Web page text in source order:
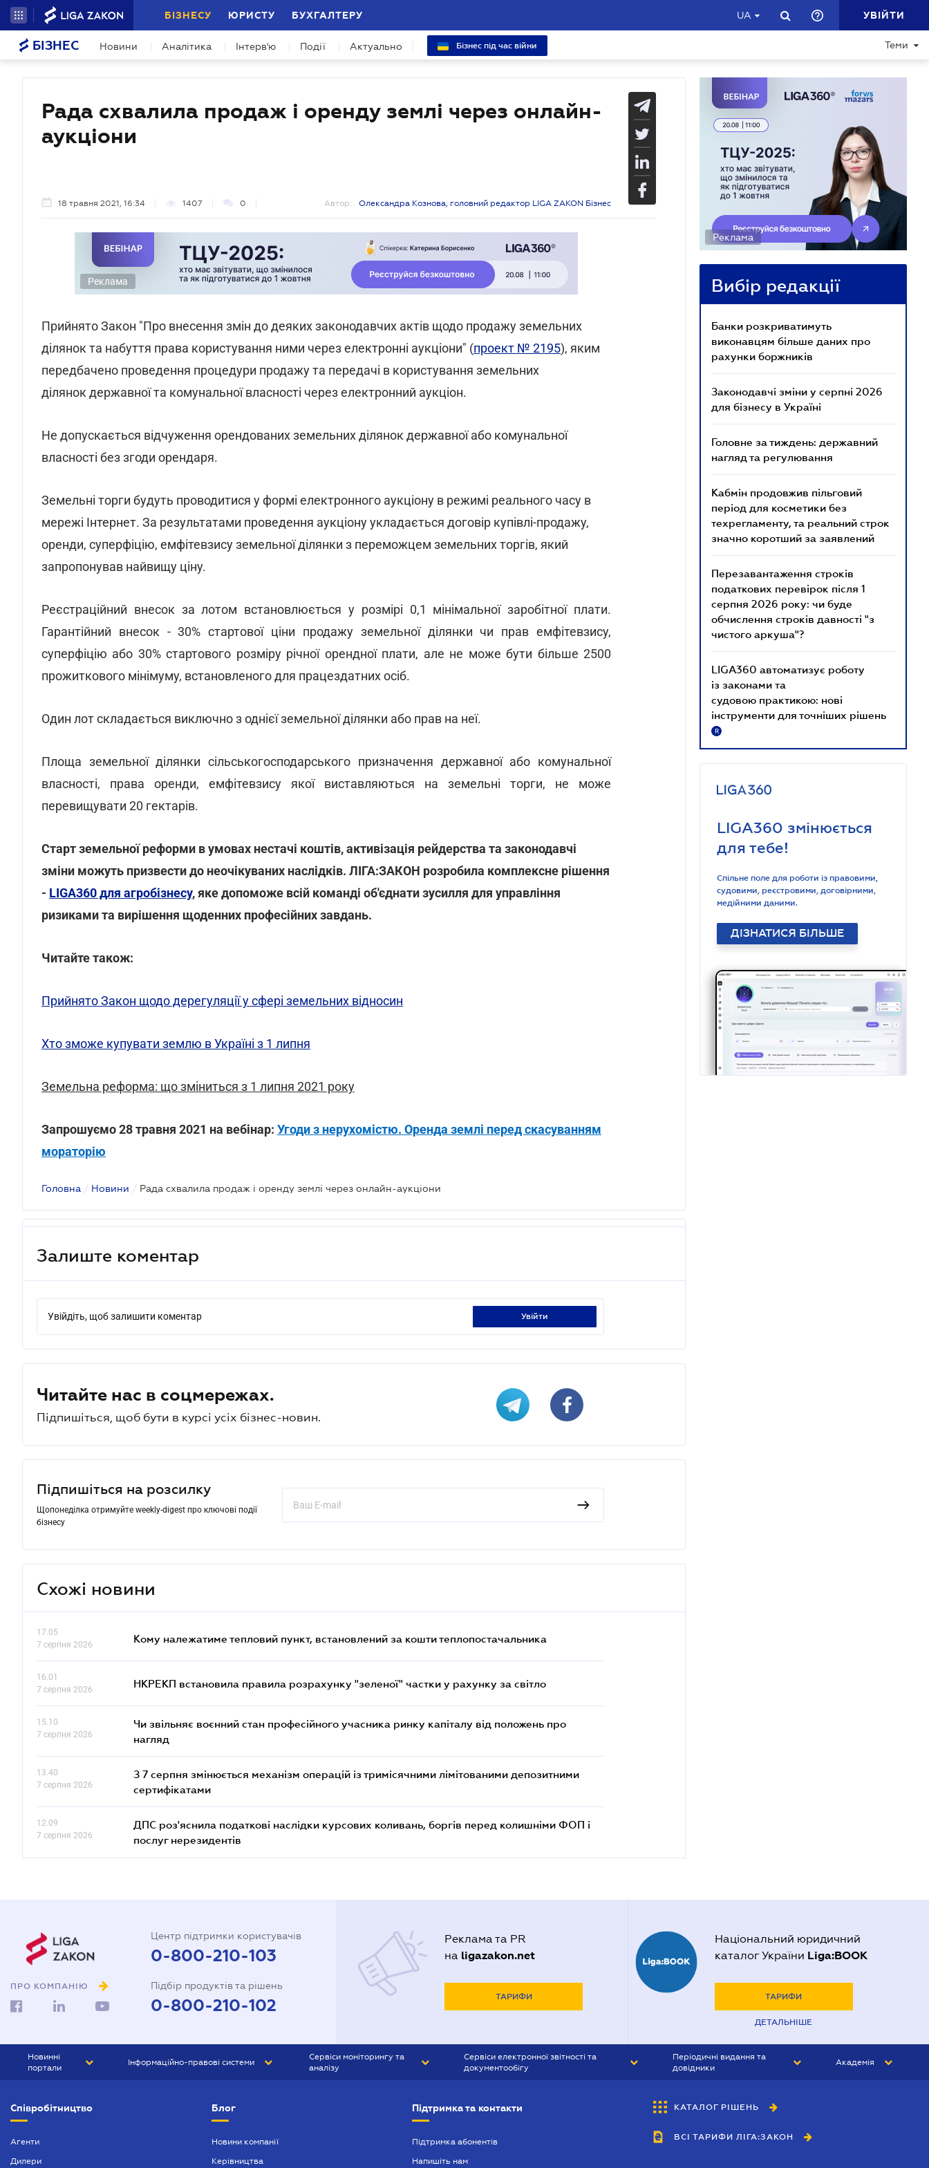
БІЗНЕСУ ЮРИСТУ БУХГАЛТЕРУ UA УВІЙТИ
БІЗНЕС Новини Аналітика Інтерв'ю Події Актуально Бізнес під час війни Теми
Рада схвалила продаж і оренду землі через онлайн-
аукціони
18 травня 2021, 16:34 1407 0 Автор: Олександра Кознова, головний редактор LIGA ZAKON Бізнес
Реклама
Прийнято Закон "Про внесення змін до деяких законодавчих актів щодо продажу земельних
ділянок та набуття права користування ними через електронні аукціони" (проект № 2195), яким
передбачено проведення процедури продажу та передачі в користування земельних
ділянок державної та комунальної власності через електронний аукціон.
Не допускається відчуження орендованих земельних ділянок державної або комунальної
власності без згоди орендаря.
Земельні торги будуть проводитися у формі електронного аукціону в режимі реального часу в
мережі Інтернет. За результатами проведення аукціону укладається договір купівлі-продажу,
оренди, суперфіцію, емфітевзису земельної ділянки з переможцем земельних торгів, який
запропонував найвищу ціну.
Реєстраційний внесок за лотом встановлюється у розмірі 0,1 мінімальної заробітної плати.
Гарантійний внесок - 30% стартової ціни продажу земельної ділянки чи прав емфітевзису,
суперфіцію або 30% стартового розміру річної орендної плати, але не може бути більше 2500
прожиткового мінімуму, встановленого для працездатних осіб.
Один лот складається виключно з однієї земельної ділянки або прав на неї.
Площа земельної ділянки сільськогосподарського призначення державної або комунальної
власності, права оренди, емфітевзису якої виставляються на земельні торги, не може
перевищувати 20 гектарів.
Старт земельної реформи в умовах нестачі коштів, активізація рейдерства та законодавчі
зміни можуть призвести до неочікуваних наслідків. ЛІГА:ЗАКОН розробила комплексне рішення
- LIGA360 для агробізнесу, яке допоможе всій команді об'єднати зусилля для управління
ризиками та вирішення щоденних професійних завдань.
Читайте також:
Прийнято Закон щодо дерегуляції у сфері земельних відносин
Хто зможе купувати землю в Україні з 1 липня
Земельна реформа: що зміниться з 1 липня 2021 року
Запрошуємо 28 травня 2021 на вебінар: Угоди з нерухомістю. Оренда землі перед скасуванням
мораторію
Головна / Новини / Рада схвалила продаж і оренду землі через онлайн-аукціони
Залиште коментар
Увійдіть, щоб залишити коментар увійти
Читайте нас в соцмережах.
Підпишіться, щоб бути в курсі усіх бізнес-новин.
Підпишіться на розсилку
Щопонеділка отримуйте weekly-digest про ключові події
бізнесу
Схожі новини
17.05
7 серпня 2026
Кому належатиме тепловий пункт, встановлений за кошти теплопостачальника
16.01
7 серпня 2026
НКРЕКП встановила правила розрахунку "зеленої" частки у рахунку за світло
15.10
7 серпня 2026
Чи звільняє воєнний стан професійного учасника ринку капіталу від положень про
нагляд
13.40
7 серпня 2026
З 7 серпня змінюється механізм операцій із тримісячними лімітованими депозитними
сертифікатами
12.09
7 серпня 2026
ДПС роз'яснила податкові наслідки курсових коливань, боргів перед колишніми ФОП і
послуг нерезидентів
Реклама
Вибір редакції
Банки розкриватимуть
виконавцям більше даних про
рахунки боржників
Законодавчі зміни у серпні 2026
для бізнесу в Україні
Головне за тиждень: державний
нагляд та регулювання
Кабмін продовжив пільговий
період для косметики без
техрегламенту, та реальний строк
значно коротший за заявлений
Перезавантаження строків
податкових перевірок після 1
серпня 2026 року: чи буде
обчислення строків давності "з
чистого аркуша"?
LIGA360 автоматизує роботу
із законами та
судовою практикою: нові
інструменти для точніших рішень
R
LIGA360 змінюється
для тебе!
Спільне поле для роботи із правовими,
судовими, реєстровими, договірними,
медійними даними.
ДІЗНАТИСЯ БІЛЬШЕ
ПРО КОМПАНІЮ
Центр підтримки користувачів
0-800-210-103
Підбір продуктів та рішень
0-800-210-102
Реклама та PR
на ligazakon.net
ТАРИФИ
Національний юридичний
каталог України Liga:BOOK
ТАРИФИ
ДЕТАЛЬНІШЕ
Новинні
портали
БІЗНЕС
Інформаційно-правові системи
БУХГАЛТЕР ПРОФ
Сервіси моніторингу та
аналізу
Сервіси електронної звітності та
документообігу
Періодичні видання та
довідники
БУХГАЛТЕР&ЗАКОН
ВІСНИК МСФЗ
Академія
Співробітництво
Агенти
Дилери
Блог
Новини компанії
Керівництва
Підтримка та контакти
Підтримка абонентів
Напишіть нам
КАТАЛОГ РІШЕНЬ
ВСІ ТАРИФИ ЛІГА:ЗАКОН